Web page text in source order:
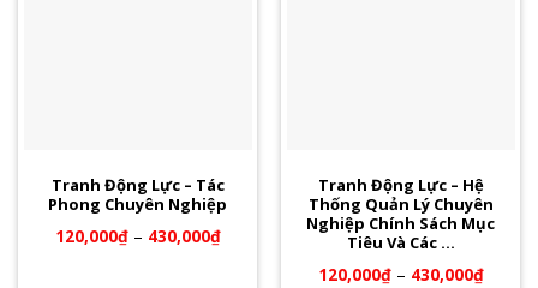
Tranh Động Lực – Tác
Phong Chuyên Nghiệp
120,000₫– 430,000₫
Tranh Động Lực – Hệ
Thống Quản Lý Chuyên
Nghiệp Chính Sách Mục
Tiêu Và Các …
120,000₫– 430,000₫